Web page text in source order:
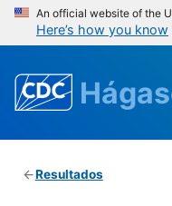
An official website of the
Here’s how you know
Resultados